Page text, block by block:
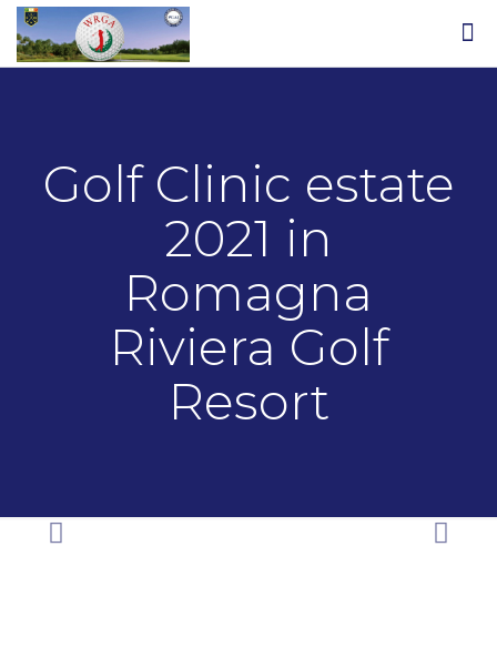
Golf Clinic estate
2021 in
Romagna
Riviera Golf
Resort